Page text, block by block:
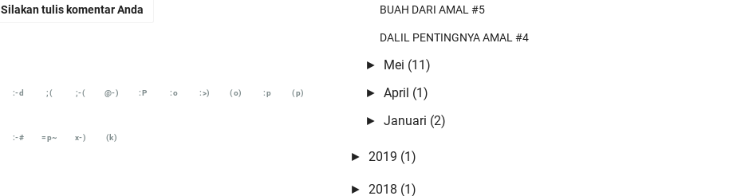
Silakan tulis komentar Anda
:-d ;( ;-( @-) :P :o :>) (o) :p (p)
:-# =p~ x-) (k)
BUAH DARI AMAL #5
DALIL PENTINGNYA AMAL #4
► Mei (11)
►April (1)
►Januari (2)
►2019 (1)
►2018 (1)